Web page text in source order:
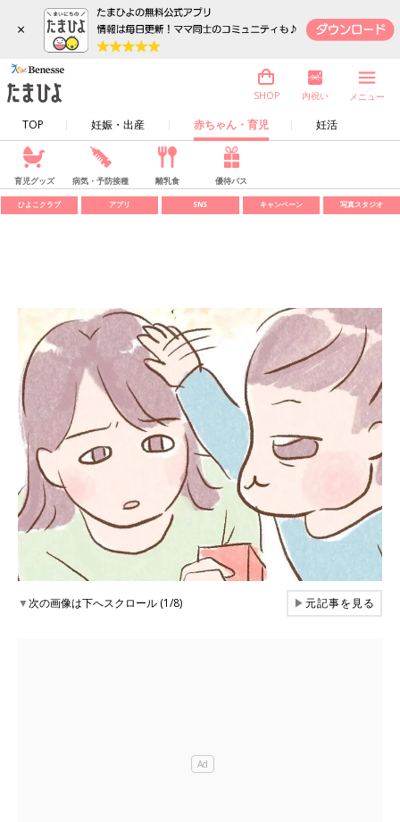
×
TOP 妊娠・出産 赤ちゃん・育児 妊活
SHOP 内祝い メニュー
育児グッズ 病気・予防接種 離乳食 優待パス
ひよこクラブ アプリ SNS キャンペーン 写真スタジオ
▼次の画像は下へスクロール (1/8) ▶元記事を見る